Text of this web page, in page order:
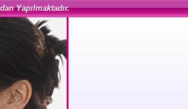
Yapılmaktadır.